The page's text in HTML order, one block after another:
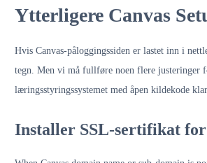
Ytterligere Canvas
Hvis Canvas-påloggingssiden er lastet inn i
tegn. Men vi må fullføre noen flere justeringer
læringsstyringssystemet med åpen kildekode
Installer SSL-sertifikat for